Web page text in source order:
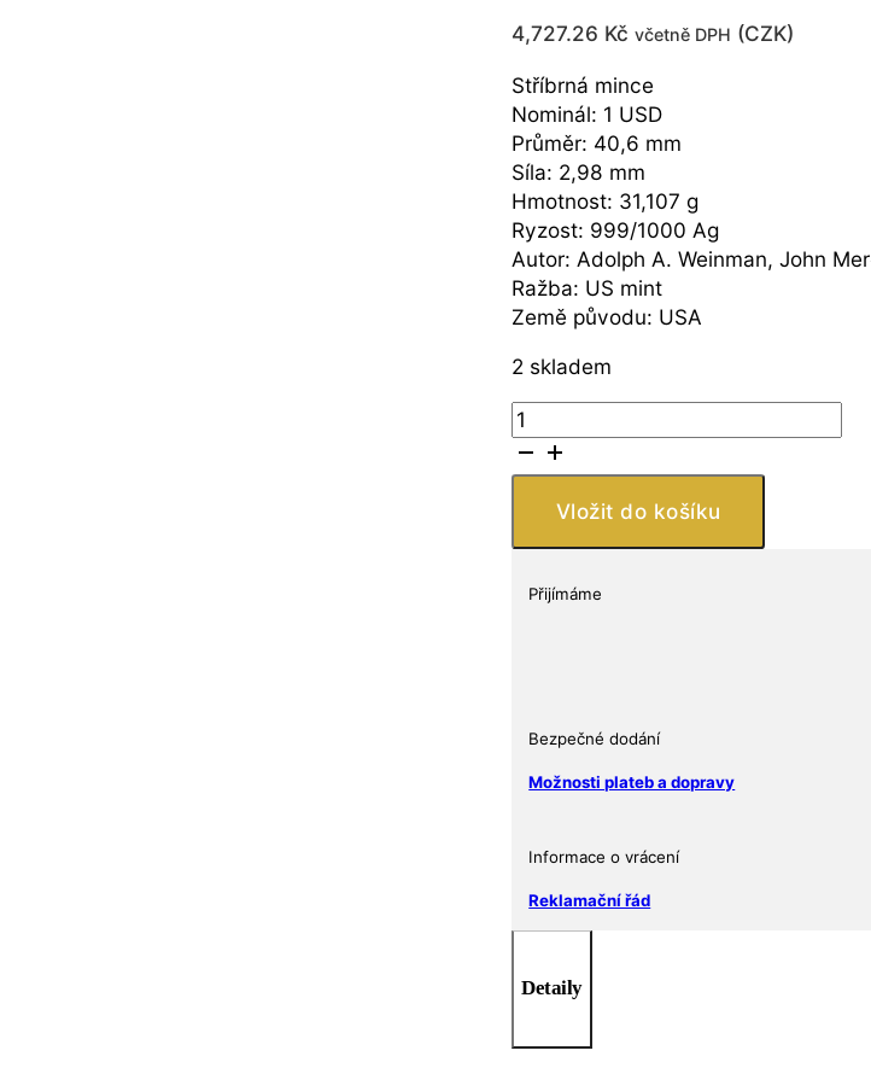
4,727.26 Kč včetně DPH (CZK)
Stříbrná mince
Nominál: 1 USD
Průměr: 40,6 mm
Síla: 2,98 mm
Hmotnost: 31,107 g
Ryzost: 999/1000 Ag
Autor: Adolph A. Weinman, John
Ražba: US mint
Země původu: USA
2 skladem
UNITED
STATES
MINT
Stříbrná
Eagle
Vložit do košíku
Přijímáme
Bezpečné dodání
Možnosti plateb a dopravy
Informace o vrácení
Reklamační řád
Detaily